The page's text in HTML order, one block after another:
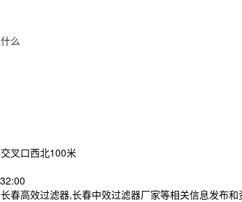
么
叉口西北100米
春高效过滤器,长春中效过滤器厂家等相关信息发布和